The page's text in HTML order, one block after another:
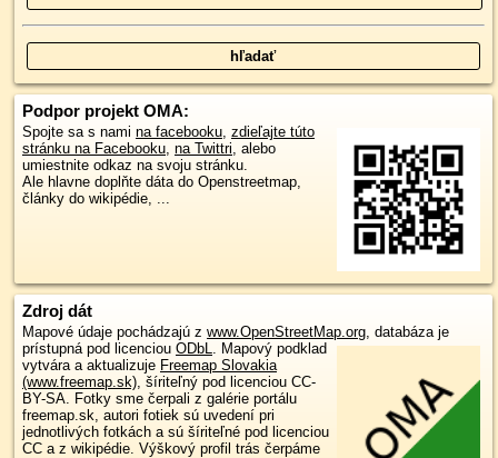
Podpor projekt OMA:
Spojte sa s nami na facebooku, zdieľajte túto
stránku na Facebooku, na Twittri, alebo
umiestnite odkaz na svoju stránku.
Ale hlavne doplňte dáta do Openstreetmap,
články do wikipédie, ...
Zdroj dát
Mapové údaje pochádzajú z www.OpenStreetMap.org, databáza je
prístupná pod licenciou ODbL. Mapový podklad
vytvára a aktualizuje Freemap Slovakia
(www.freemap.sk), šíriteľný pod licenciou CC-
BY-SA. Fotky sme čerpali z galérie portálu
freemap.sk, autori fotiek sú uvedení pri
jednotlivých fotkách a sú šíriteľné pod licenciou
CC a z wikipédie. Výškový profil trás čerpáme